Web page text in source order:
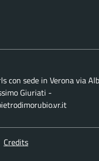
con sede in Verona via
Giuriati -
Credits